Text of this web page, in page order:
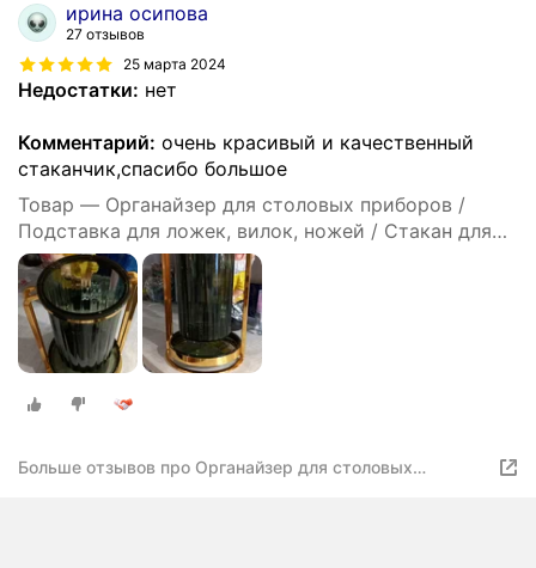
ирина осипова
27 отзывов
25 марта 2024
Недостатки: нет
Комментарий: очень красивый и качественный
стаканчик,спасибо большое
Товар — Органайзер для столовых приборов /
Подставка для ложек, вилок, ножей / Стакан для
кухонных приборов / Форма Круг
Больше отзывов про Органайзер для столовых